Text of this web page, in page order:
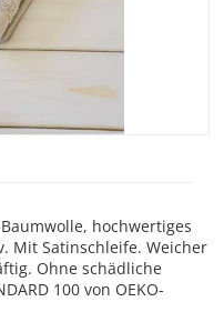
Mit Satinschleife. Weicher
Ohne schädliche
100 von OEKO-